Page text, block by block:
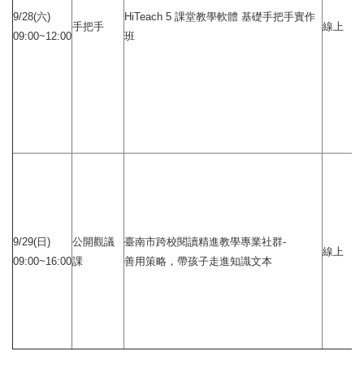
9/28(六)
09:00~12:00
手把手
HiTeach 5 課堂教學軟體 基礎手把手實作
班
線上
9/29(日)
09:00~16:00
公開觀議
課
臺南市跨校閱讀精進教學專業社群-
善用策略，帶孩子走進知識文本
線上